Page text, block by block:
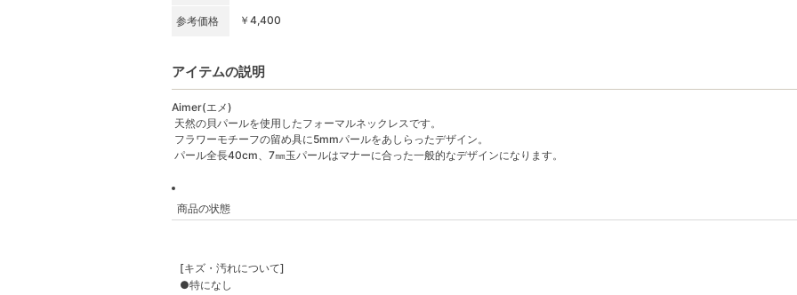
参考価格 ￥4,400
アイテムの説明
Aimer(エメ)
天然の貝パールを使用したフォーマルネックレスです。
フラワーモチーフの留め具に5mmパールをあしらったデザイン。
パール全長40cm、7㎜玉パールはマナーに合った一般的なデザインになります。
商品の状態
[キズ・汚れについて]
●特になし